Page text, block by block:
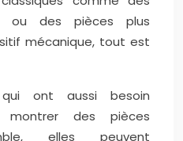
ou des pièces plus
mécanique, tout est
ont aussi besoin
montrer des pièces
elles peuvent